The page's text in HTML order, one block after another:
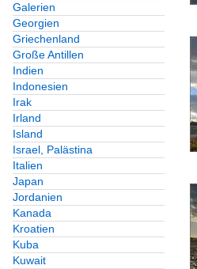
Galerien
Georgien
Griechenland
Große Antillen
Indien
Indonesien
Irak
Irland
Island
Israel, Palästina
Italien
Japan
Jordanien
Kanada
Kroatien
Kuba
Kuwait